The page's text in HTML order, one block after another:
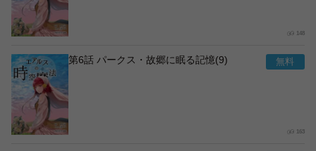
148
第6話 パークス・故郷に眠る記憶(9)
163